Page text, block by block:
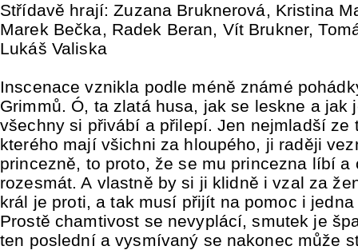
Střídavě hrají: Zuzana Bruknerová, Kristina
Marek Bečka, Radek Beran, Vít Brukner,
Lukáš Valiska
Inscenace vznikla podle méně známé
Grimmů. Ó, ta zlatá husa, jak se leskne a jak
všechny si přivábí a přilepí. Jen nejmladší ze
kterého mají všichni za hloupého, ji raději
princezně, to proto, že se mu princezna líbí a
rozesmát. A vlastně by si ji klidně i vzal za
král je proti, a tak musí přijít na pomoc i
Prostě chamtivost se nevyplácí, smutek je
ten poslední a vysmívaný se nakonec může